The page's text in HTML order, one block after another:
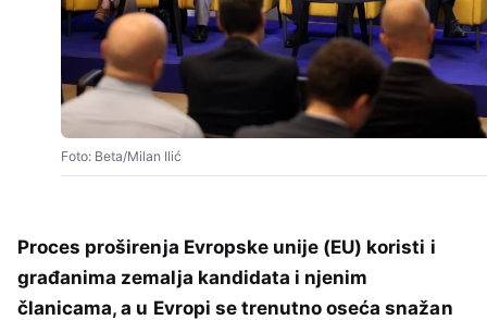
Foto: Beta/Milan Ilić
Proces proširenja Evropske unije (EU) koristi i
građanima zemalja kandidata i njenim
članicama, a u Evropi se trenutno oseća snažan